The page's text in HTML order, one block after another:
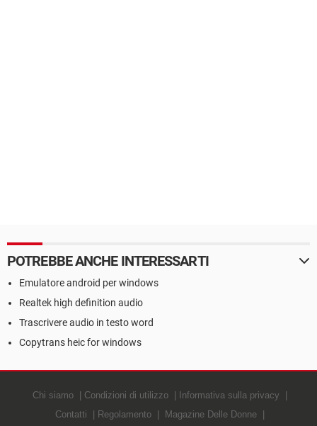
POTREBBE ANCHE INTERESSARTI
Emulatore android per windows
Realtek high definition audio
Trascrivere audio in testo word
Copytrans heic for windows
Chi siamo Condizioni di utilizzo
Informativa sulla privacy
Contatti
Regolamento Magazine Delle Donne